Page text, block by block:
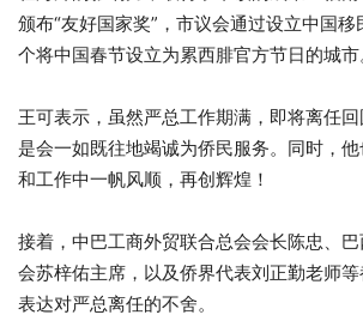
颁布“友好国家奖”，市议会通过设立中国
个将中国春节设立为累西腓官方节日的城市
王可表示，虽然严总工作期满，即将离任
是会一如既往地竭诚为侨民服务。同时，
和工作中一帆风顺，再创辉煌！
接着，中巴工商外贸联合总会会长陈忠、
会苏梓佑主席，以及侨界代表刘正勤老师等
表达对严总离任的不舍。